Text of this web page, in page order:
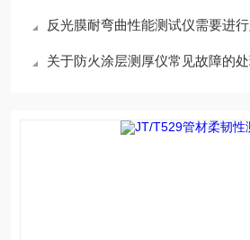
反光膜耐弯曲性能测试仪需要进
关于防火涂层测厚仪常见故障的